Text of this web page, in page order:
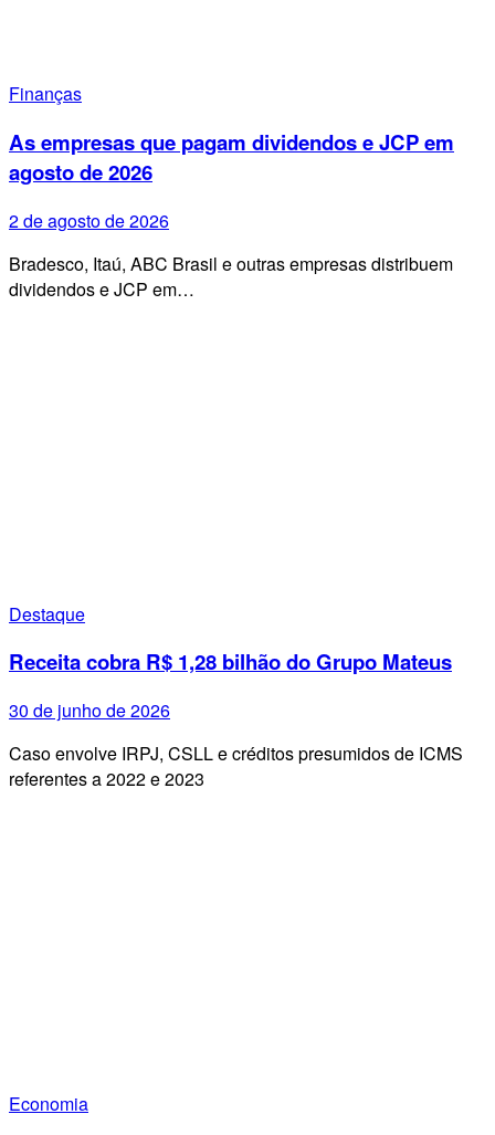
Finanças
As empresas que pagam dividendos e JCP em
agosto de 2026
2 de agosto de 2026
Bradesco, Itaú, ABC Brasil e outras empresas distribuem
dividendos e JCP em…
Destaque
Receita cobra R$ 1,28 bilhão do Grupo Mateus
30 de junho de 2026
Caso envolve IRPJ, CSLL e créditos presumidos de ICMS
referentes a 2022 e 2023
Economia